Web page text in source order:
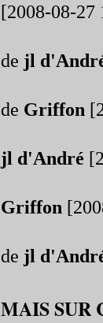
[2008-08-27
de jl
de Griffon
jl d'André
Griffon
de jl
MAIS SUR